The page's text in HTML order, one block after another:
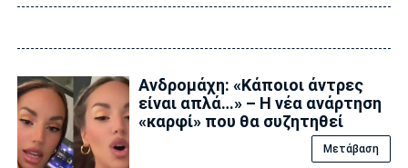
Ανδρομάχη: «Κάποιοι άντρες
είναι απλά…» – Η νέα ανάρτηση
«καρφί» που θα συζητηθεί
Μετάβαση